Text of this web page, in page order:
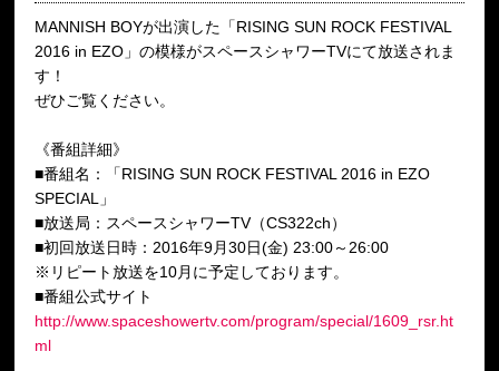
MANNISH BOYが出演した「RISING SUN ROCK FESTIVAL
2016 in EZO」の模様がスペースシャワーTVにて放送されま
す！
ぜひご覧ください。
《番組詳細》
■番組名：「RISING SUN ROCK FESTIVAL 2016 in EZO
SPECIAL」
■放送局：スペースシャワーTV（CS322ch）
■初回放送日時：2016年9月30日(金) 23:00～26:00
※リピート放送を10月に予定しております。
■番組公式サイト
http://www.spaceshowertv.com/program/special/1609_rsr.ht
ml